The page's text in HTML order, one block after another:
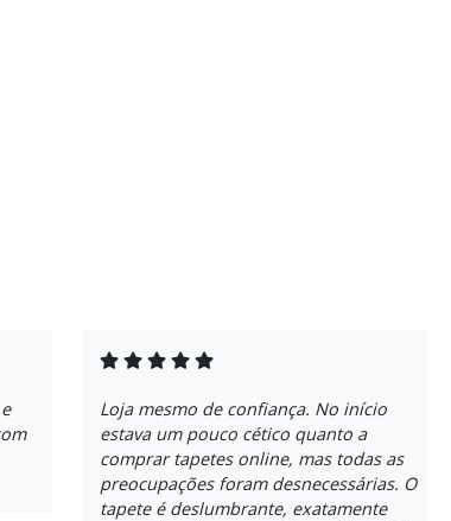
Loja mesmo de confiança. No início
estava um pouco cético quanto a
comprar tapetes online, mas todas as
preocupações foram desnecessárias. O
tapete é deslumbrante, exatamente